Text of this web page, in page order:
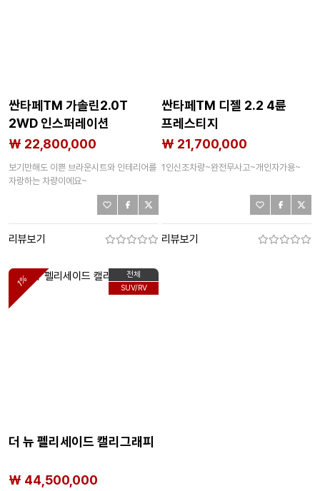
싼타페TM 가솔린2.0T
2WD 인스퍼레이션
₩ 22,800,000
보기만해도 이쁜 브라운시트와 인테리어를
자랑하는 차량이에요~
리뷰보기
싼타페TM 디젤 2.2 4륜
프레스티지
₩ 21,700,000
1인신조차량~완전무사고~개인자가용~
리뷰보기
전체
SUV/RV
1%
더 뉴 펠리세이드 캘리그래피
₩ 44,500,000